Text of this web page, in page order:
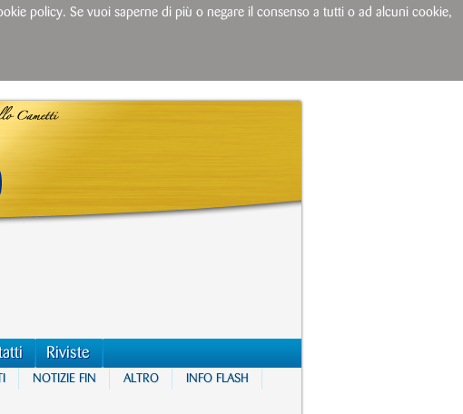
Riviste
NOTIZIE FIN ALTRO INFO FLASH
policy. Se vuoi saperne di più o negare il consenso a tutti o ad alcuni cookie,